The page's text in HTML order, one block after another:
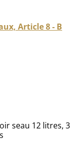
Article 8 - B
seau 12 litres, 3